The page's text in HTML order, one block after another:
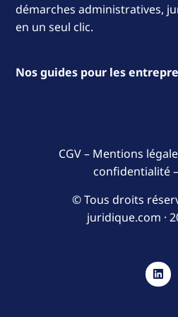
démarches administratives,
en un seul clic.
Nos guides pour les
CGV– Mentions
confidentialité–
© Tous droits
juridique.com ·